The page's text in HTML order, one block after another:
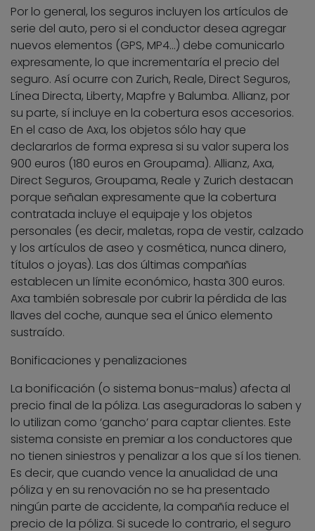
Por lo general, los seguros incluyen los artículos de
serie del auto, pero si el conductor desea agregar
nuevos elementos (GPS, MP4…) debe comunicarlo
expresamente, lo que incrementaría el precio del
seguro. Así ocurre con Zurich, Reale, Direct Seguros,
Línea Directa, Liberty, Mapfre y Balumba. Allianz, por
su parte, sí incluye en la cobertura esos accesorios.
En el caso de Axa, los objetos sólo hay que
declararlos de forma expresa si su valor supera los
900 euros (180 euros en Groupama). Allianz, Axa,
Direct Seguros, Groupama, Reale y Zurich destacan
porque señalan expresamente que la cobertura
contratada incluye el equipaje y los objetos
personales (es decir, maletas, ropa de vestir, calzado
y los artículos de aseo y cosmética, nunca dinero,
títulos o joyas). Las dos últimas compañías
establecen un límite económico, hasta 300 euros.
Axa también sobresale por cubrir la pérdida de las
llaves del coche, aunque sea el único elemento
sustraído.
Bonificaciones y penalizaciones
La bonificación (o sistema bonus-malus) afecta al
precio final de la póliza. Las aseguradoras lo saben y
lo utilizan como ‘gancho’ para captar clientes. Este
sistema consiste en premiar a los conductores que
no tienen siniestros y penalizar a los que sí los tienen.
Es decir, que cuando vence la anualidad de una
póliza y en su renovación no se ha presentado
ningún parte de accidente, la compañía reduce el
precio de la póliza. Si sucede lo contrario, el seguro